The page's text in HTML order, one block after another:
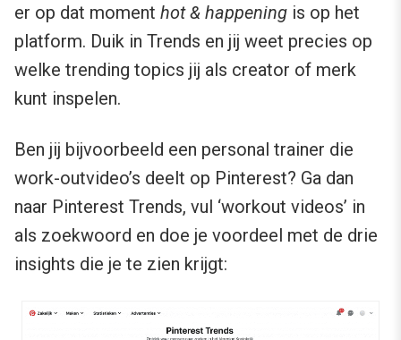
er op dat moment hot & happening is op het
platform. Duik in Trends en jij weet precies op
welke trending topics jij als creator of merk
kunt inspelen.
Ben jij bijvoorbeeld een personal trainer die
work-outvideo’s deelt op Pinterest? Ga dan
naar Pinterest Trends, vul ‘workout videos’ in
als zoekwoord en doe je voordeel met de drie
insights die je te zien krijgt: